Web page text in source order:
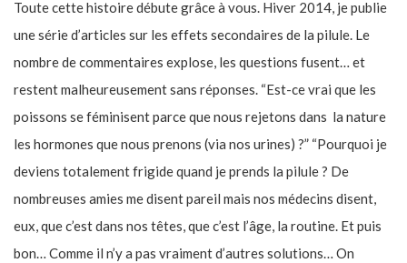
Toute cette histoire débute grâce à vous. Hiver 2014, je publie
une série d’articles sur les effets secondaires de la pilule. Le
nombre de commentaires explose, les questions fusent… et
restent malheureusement sans réponses. “Est-ce vrai que les
poissons se féminisent parce que nous rejetons dans la nature
les hormones que nous prenons (via nos urines) ?” “Pourquoi je
deviens totalement frigide quand je prends la pilule ? De
nombreuses amies me disent pareil mais nos médecins disent,
eux, que c’est dans nos têtes, que c’est l’âge, la routine. Et puis
bon… Comme il n’y a pas vraiment d’autres solutions… On